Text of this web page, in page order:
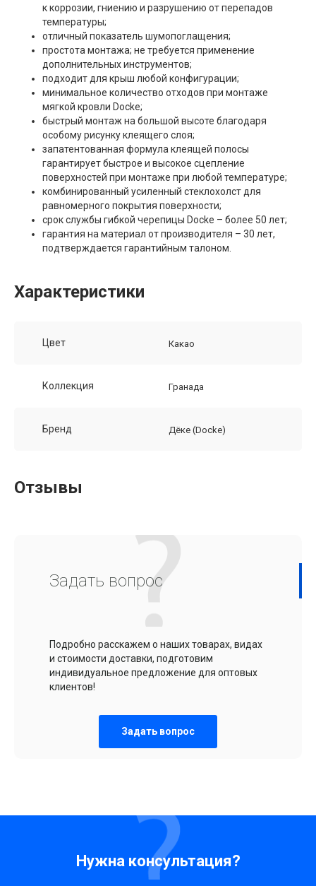
к коррозии, гниению и разрушению от перепадов
температуры;
отличный показатель шумопоглащения;
простота монтажа; не требуется применение
дополнительных инструментов;
подходит для крыш любой конфигурации;
минимальное количество отходов при монтаже
мягкой кровли Docke;
быстрый монтаж на большой высоте благодаря
особому рисунку клеящего слоя;
запатентованная формула клеящей полосы
гарантирует быстрое и высокое сцепление
поверхностей при монтаже при любой температуре;
комбинированный усиленный стеклохолст для
равномерного покрытия поверхности;
срок службы гибкой черепицы Docke – более 50 лет;
гарантия на материал от производителя – 30 лет,
подтверждается гарантийным талоном.
Характеристики
Цвет Какао
Коллекция Гранада
Бренд Дёке (Docke)
Отзывы
Задать вопрос
Подробно расскажем о наших товарах, видах
и стоимости доставки, подготовим
индивидуальное предложение для оптовых
клиентов!
Задать вопрос
Нужна консультация?